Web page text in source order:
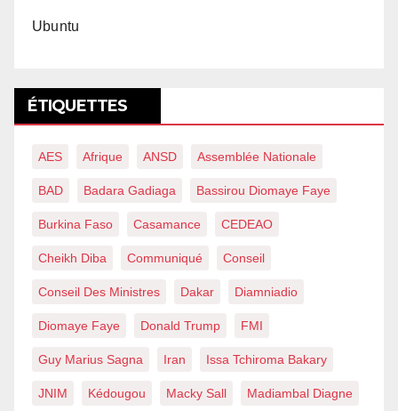
Ubuntu
ÉTIQUETTES
AES Afrique ANSD Assemblée Nationale
BAD Badara Gadiaga Bassirou Diomaye Faye
Burkina Faso Casamance CEDEAO
Cheikh Diba Communiqué Conseil
Conseil Des Ministres Dakar Diamniadio
Diomaye Faye Donald Trump FMI
Guy Marius Sagna Iran Issa Tchiroma Bakary
JNIM Kédougou Macky Sall Madiambal Diagne